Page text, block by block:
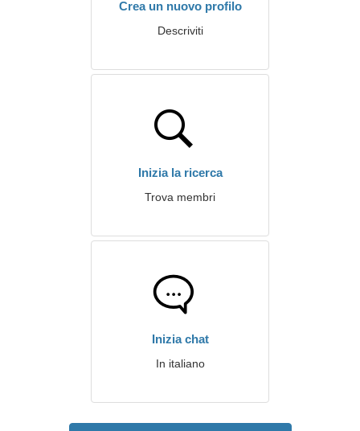
Crea un nuovo profilo
Descriviti
Inizia la ricerca
Trova membri
Inizia chat
In italiano